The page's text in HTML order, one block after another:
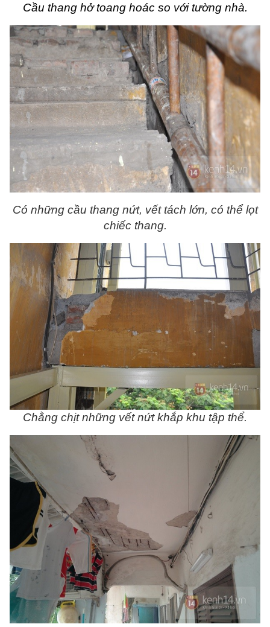
Cầu thang hở toang hoác so với tường nhà.
Có những cầu thang nứt, vết tách lớn, có thể lọt
chiếc thang.
Chằng chịt những vết nứt khắp khu tập thể.